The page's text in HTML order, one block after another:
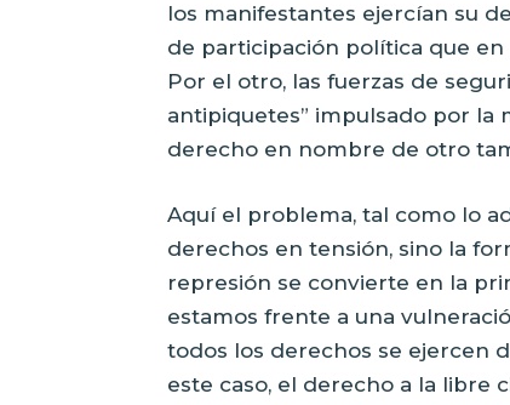
los manifestantes ejercían su
de participación política que en
Por el otro, las fuerzas de
antipiquetes” impulsado por la
derecho en nombre de otro
Aquí el problema, tal como lo
derechos en tensión, sino la
represión se convierte en la
estamos frente a una
todos los derechos se ejercen
este caso, el derecho a la libre